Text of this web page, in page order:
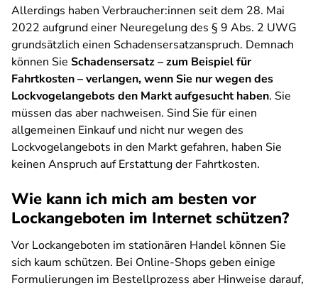
Allerdings haben Verbraucher:innen seit dem 28. Mai
2022 aufgrund einer Neuregelung des § 9 Abs. 2 UWG
grundsätzlich einen Schadensersatzanspruch. Demnach
können Sie Schadensersatz – zum Beispiel für
Fahrtkosten – verlangen, wenn Sie nur wegen des
Lockvogelangebots den Markt aufgesucht haben. Sie
müssen das aber nachweisen. Sind Sie für einen
allgemeinen Einkauf und nicht nur wegen des
Lockvogelangebots in den Markt gefahren, haben Sie
keinen Anspruch auf Erstattung der Fahrtkosten.
Wie kann ich mich am besten vor
Lockangeboten im Internet schützen?
Vor Lockangeboten im stationären Handel können Sie
sich kaum schützen. Bei Online-Shops geben einige
Formulierungen im Bestellprozess aber Hinweise darauf,